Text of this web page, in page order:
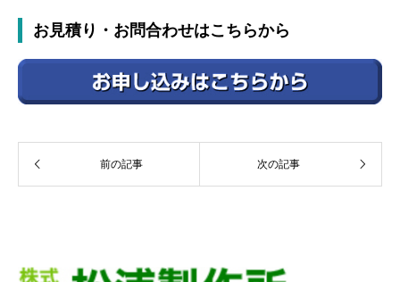
お見積り・お問合わせはこちらから
前の記事 次の記事